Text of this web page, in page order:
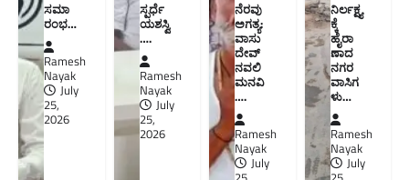
ಸಮಾ
ರಂಭ…
Ramesh
Nayak
July
25,
2026
ಸ್ಪರ್ಧೆ
ಯಶಸ್ವಿ
….
Ramesh
Nayak
July
25,
2026
ನೆರವು
ಅಗತ್ಯ:
ವಾಸು
ದೇವ್
ನವಲಿ
ಮನವಿ​
….
Ramesh
Nayak
July
ನಿರ್ಲಕ್ಷ್ಯ
ಕ್ಕೆ
ಹೈರಾ
ಣಾದ
ನಗರ
ವಾಸಿಗ
ಳು​…
Ramesh
Nayak
July